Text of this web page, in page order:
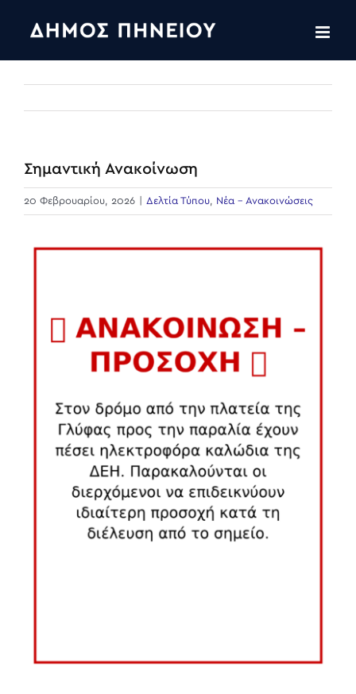
Σημαντική Ανακοίνωση
20 Φεβρουαρίου, 2026 Δελτία Τύπου, Νέα - Ανακοινώσεις
View